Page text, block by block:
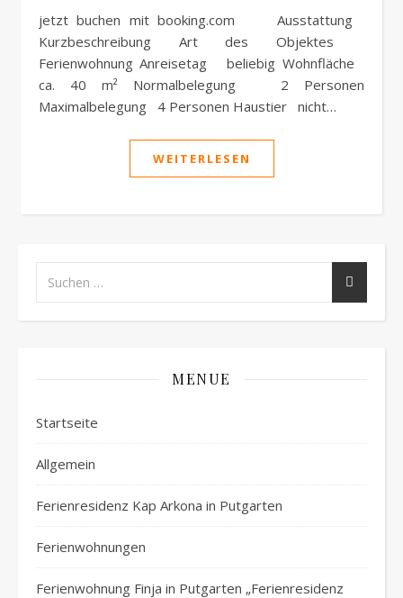
jetzt buchen mit booking.com Ausstattung
Kurzbeschreibung Art des Objektes
Ferienwohnung Anreisetag beliebig Wohnfläche
ca. 40 m² Normalbelegung 2 Personen
Maximalbelegung 4 Personen Haustier nicht…
WEITERLESEN
MENUE
Startseite
Allgemein
Ferienresidenz Kap Arkona in Putgarten
Ferienwohnungen
Ferienwohnung Finja in Putgarten „Ferienresidenz